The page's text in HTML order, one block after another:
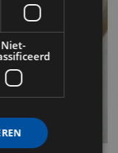
Niet-